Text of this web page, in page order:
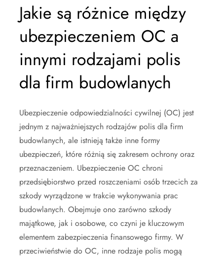
Jakie są różnice między
ubezpieczeniem OC a
innymi rodzajami polis
dla firm budowlanych
Ubezpieczenie odpowiedzialności cywilnej (OC) jest
jednym z najważniejszych rodzajów polis dla firm
budowlanych, ale istnieją także inne formy
ubezpieczeń, które różnią się zakresem ochrony oraz
przeznaczeniem. Ubezpieczenie OC chroni
przedsiębiorstwo przed roszczeniami osób trzecich za
szkody wyrządzone w trakcie wykonywania prac
budowlanych. Obejmuje ono zarówno szkody
majątkowe, jak i osobowe, co czyni je kluczowym
elementem zabezpieczenia finansowego firmy. W
przeciwieństwie do OC, inne rodzaje polis mogą